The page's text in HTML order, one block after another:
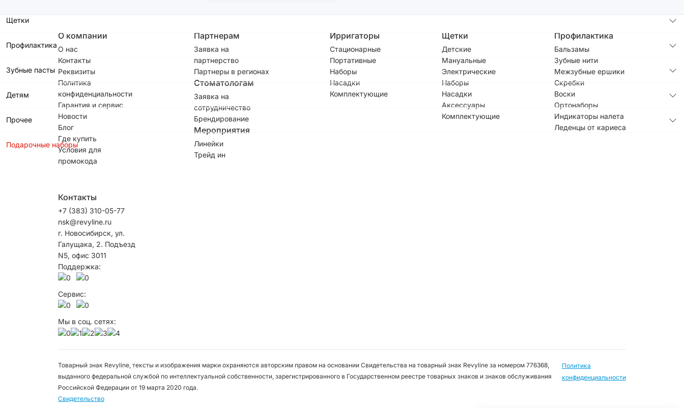
Щетки
Профилактика
Зубные пасты
Детям
Прочее
Подарочные наборы
О компании
О нас
Контакты
Реквизиты
Политика
конфиденциальности
Гарантия и сервис
Новости
Блог
Где купить
Условия для
промокода
Партнерам
Заявка на
партнерство
Партнеры в регионах
Стоматологам
Заявка на
сотрудничество
Брендирование
Мероприятия
Линейки
Трейд ин
Ирригаторы
Стационарные
Портативные
Наборы
Насадки
Комплектующие
Щетки
Детские
Мануальные
Электрические
Наборы
Насадки
Аксессуары
Комплектующие
Профилактика
Бальзамы
Зубные нити
Межзубные ершики
Скребки
Воски
Ортонаборы
Индикаторы налета
Леденцы от кариеса
Контакты
+7 (383) 310-05-77
nsk@revyline.ru
г. Новосибирск, ул.
Галущака, 2. Подъезд
N5, офис 3011
Поддержка:
Сервис:
Мы в соц. сетях:
Товарный знак Revyline, тексты и изображения марки охраняются авторским правом на основании Свидетельства на товарный знак Revyline за номером 776368,
выданного федеральной службой по интеллектуальной собственности, зарегистрированного в Государственном реестре товарных знаков и знаков обслуживания
Российской Федерации от 19 марта 2020 года.
Свидетельство
Политика
конфиденциальности